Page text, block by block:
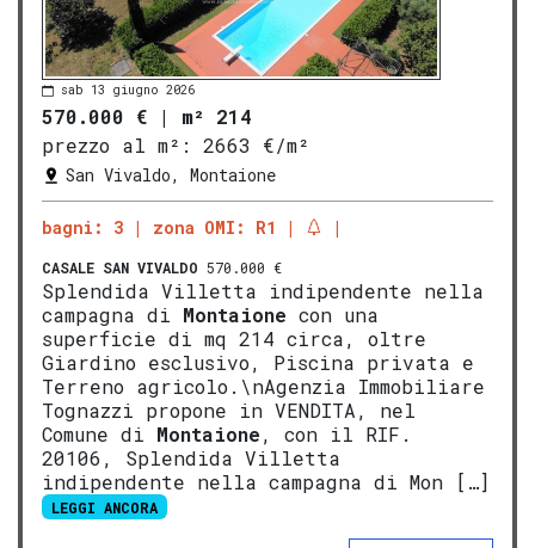
sab 13 giugno 2026
570.000 € | m² 214
prezzo al m²:
2663 €/m²
San Vivaldo, Montaione
bagni: 3 zona OMI: R1
CASALE SAN VIVALDO 570.000 €
Splendida Villetta indipendente nella
campagna di Montaione con una
superficie di mq 214 circa, oltre
Giardino esclusivo, Piscina privata e
Terreno agricolo.\nAgenzia Immobiliare
Tognazzi propone in VENDITA, nel
Comune di Montaione, con il RIF.
20106, Splendida Villetta
indipendente nella campagna di Mon […]
LEGGI ANCORA